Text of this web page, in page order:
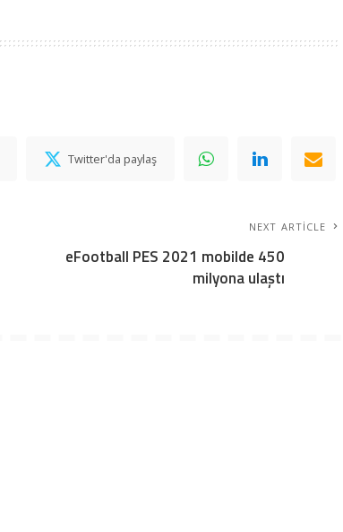
Twitter'da paylaş
NEXT ARTICLE
eFootball PES 2021 mobilde 450
milyona ulaştı